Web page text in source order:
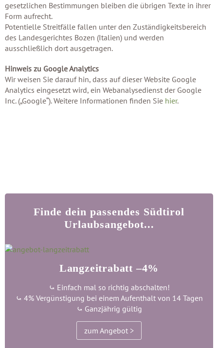
gesetzlichen Bestimmungen bleiben die übrigen Texte in ihrer
Form aufrecht.
Potentielle Streitfälle fallen unter den Zuständigkeitsbereich
des Landesgerichtes Bozen (Italien) und werden
ausschließlich dort ausgetragen.
Hinweis zu Google Analytics
Wir weisen Sie darauf hin, dass auf dieser Website Google
Analytics eingesetzt wird, ein Webanalysedienst der Google
Inc. („Google“). Weitere Informationen finden Sie hier.
Finde dein passendes Südtirol
Urlaubsangebot...
Langzeitrabatt –4%
⤿ Einfach mal so richtig abschalten!
⤿ 4% Vergünstigung bei einem Aufenthalt von 14 Tagen
⤿ Ganzjährig gültig
zum Angebot >